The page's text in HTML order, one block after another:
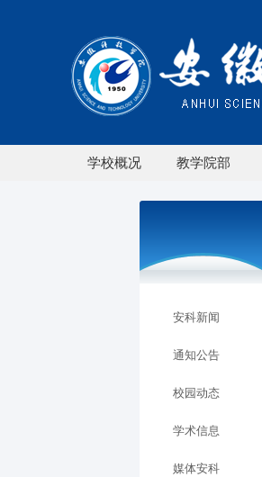
学校概况 教学院部
安科新闻
通知公告
校园动态
学术信息
媒体安科